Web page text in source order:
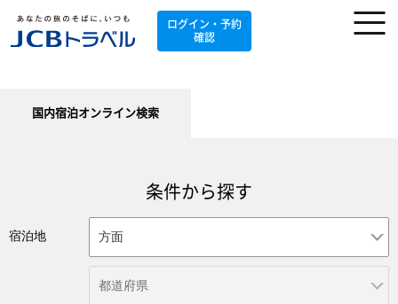
ログイン・予約
確認
国内宿泊オンライン検索
条件から探す
宿泊地